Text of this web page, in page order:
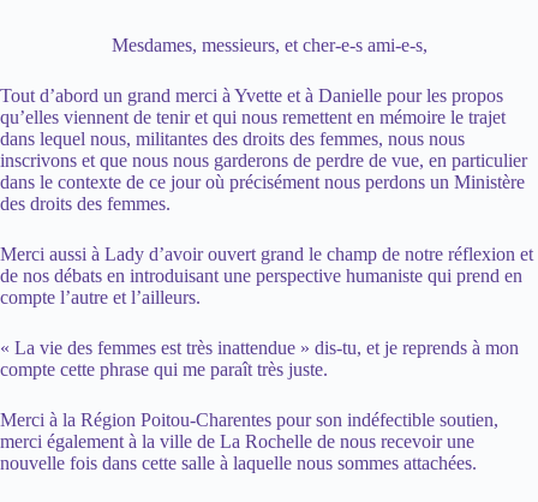
Mesdames, messieurs, et cher-e-s ami-e-s,
Tout d’abord un grand merci à Yvette et à Danielle pour les propos
qu’elles viennent de tenir et qui nous remettent en mémoire le trajet
dans lequel nous, militantes des droits des femmes, nous nous
inscrivons et que nous nous garderons de perdre de vue, en particulier
dans le contexte de ce jour où précisément nous perdons un Ministère
des droits des femmes.
Merci aussi à Lady d’avoir ouvert grand le champ de notre réflexion et
de nos débats en introduisant une perspective humaniste qui prend en
compte l’autre et l’ailleurs.
« La vie des femmes est très inattendue » dis-tu, et je reprends à mon
compte cette phrase qui me paraît très juste.
Merci à la Région Poitou-Charentes pour son indéfectible soutien,
merci également à la ville de La Rochelle de nous recevoir une
nouvelle fois dans cette salle à laquelle nous sommes attachées.